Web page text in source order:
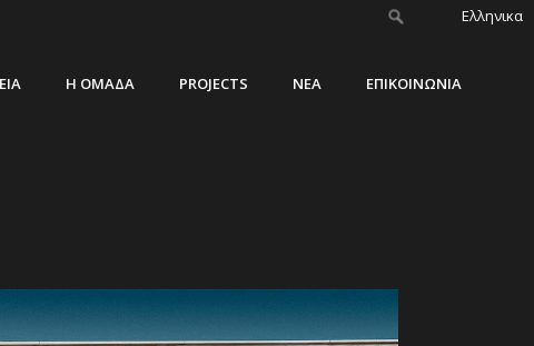
Ελληνικα
Η ΟΜΑΔΑ PROJECTS ΝΕΑ ΕΠΙΚΟΙΝΩΝΙΑ